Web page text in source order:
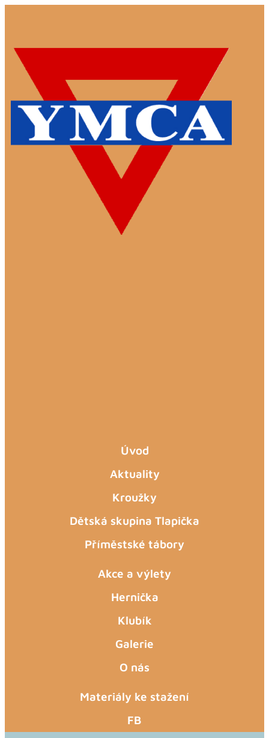
Úvod
Aktuality
Kroužky
Dětská skupina Tlapička
Příměstské tábory
Akce a výlety
Hernička
Klubík
Galerie
O nás
Materiály ke stažení
FB